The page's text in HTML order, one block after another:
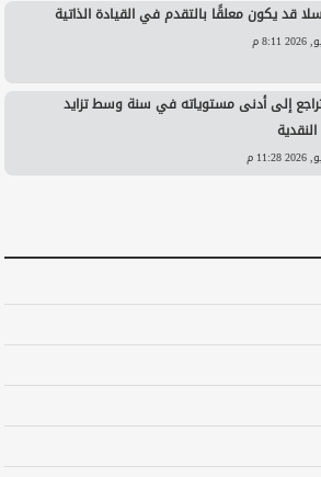
قد يكون معلقًا بالتقدم في القيادة الذاتية
إلى أدنى مستوياته في سنة وسط تزايد